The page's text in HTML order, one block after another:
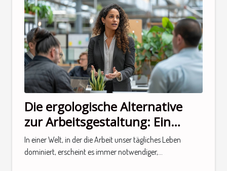
Die ergologische Alternative
zur Arbeitsgestaltung: Ein
Gespräch mit einer Expertin
In einer Welt, in der die Arbeit unser tägliches Leben
dominiert, erscheint es immer notwendiger,...